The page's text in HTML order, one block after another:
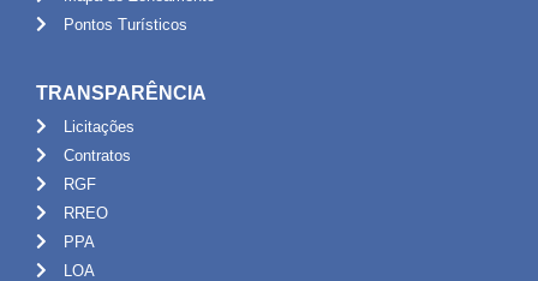
Pontos Turísticos
TRANSPARÊNCIA
Licitações
Contratos
RGF
RREO
PPA
LOA